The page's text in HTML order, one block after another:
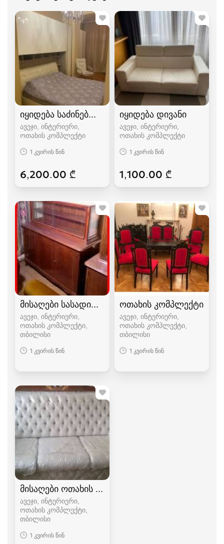
იყიდება საძინებლის კომპლექტი
ავეჯი, ინტერიერი,
ოთახის კომპლექტი
1 კვირის წინ
6,200.00 ₾
იყიდება დივანი
ავეჯი, ინტერიერი,
ოთახის კომპლექტი
1 კვირის წინ
1,100.00 ₾
მისაღები სასადილო გარნიტური კაბინეტი
ავეჯი, ინტერიერი,
ოთახის კომპლექტი
თბილისი
1 კვირის წინ
ოთახის კომპლექტი
ავეჯი, ინტერიერი,
ოთახის კომპლექტი
თბილისი
1 კვირის წინ
მისაღები ოთახის კომპლექტი
ავეჯი, ინტერიერი,
ოთახის კომპლექტი
თბილისი
1 კვირის წინ